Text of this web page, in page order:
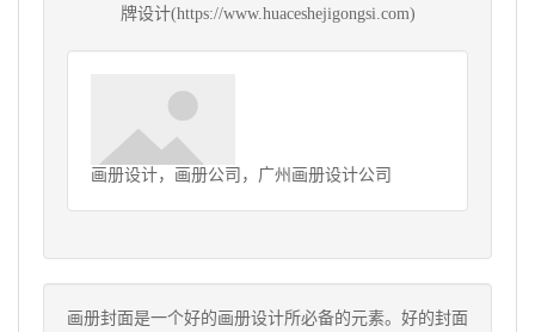
牌设计(https://www.huaceshejigongsi.com)
画册设计，画册公司，广州画册设计公司
画册封面是一个好的画册设计所必备的元素。好的封面